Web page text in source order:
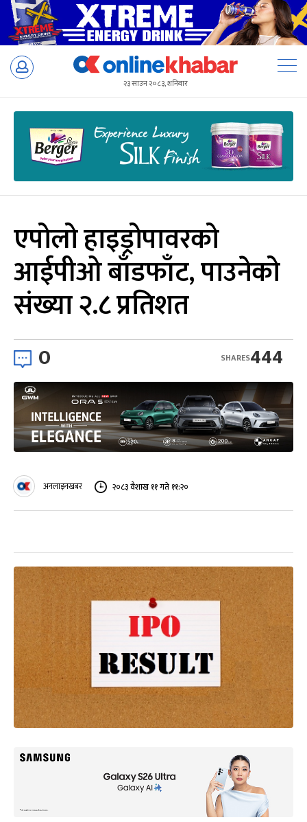
Skip
२३ साउन २०८३, शनिबार
एपोलो हाइड्रोपावरको
आईपीओ बाँडफाँट, पाउनेको
संख्या २.८ प्रतिशत
0 444
SHARES
अनलाइनखबर २०८३ वैशाख ११ गते ११:२०